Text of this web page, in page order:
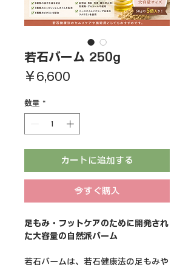
若石バーム 250g
￥6,600
数量 *
カートに追加する
今すぐ購入
足もみ・フットケアのために開発され
た大容量の自然派バーム
若石バームは、若石健康法の足もみや